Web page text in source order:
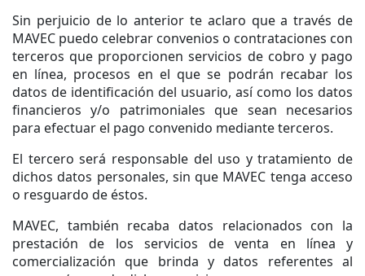
Sin perjuicio de lo anterior te aclaro que a través de
MAVEC puedo celebrar convenios o contrataciones con
terceros que proporcionen servicios de cobro y pago
en línea, procesos en el que se podrán recabar los
datos de identificación del usuario, así como los datos
financieros y/o patrimoniales que sean necesarios
para efectuar el pago convenido mediante terceros.
El tercero será responsable del uso y tratamiento de
dichos datos personales, sin que MAVEC tenga acceso
o resguardo de éstos.
MAVEC, también recaba datos relacionados con la
prestación de los servicios de venta en línea y
comercialización que brinda y datos referentes al